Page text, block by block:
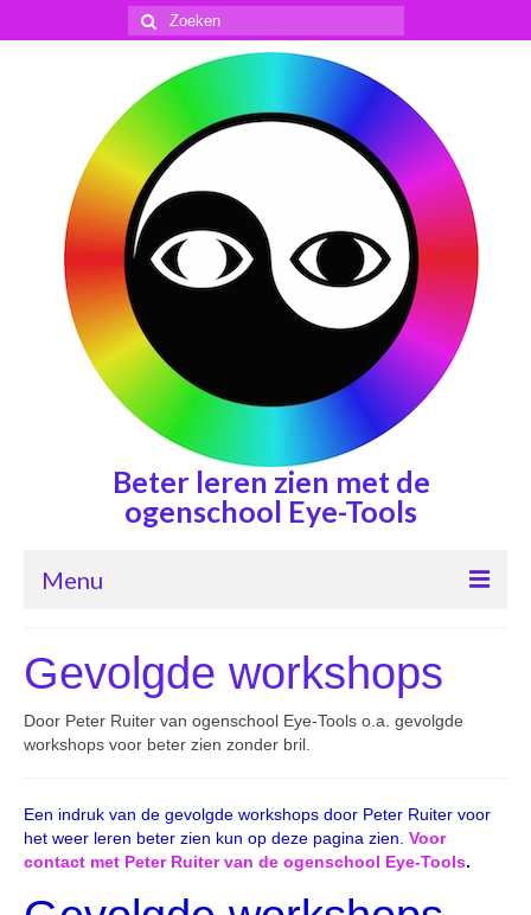
Zoeken
naar:
Beter leren zien met de
ogenschool Eye-Tools
Menu
Contact met ogenschool Eye-Tools
Cursus “Beter leren zien”
Bates methode van Dr. Bates
Gevolgde workshops
Door Peter Ruiter van ogenschool Eye-Tools o.a. gevolgde
workshops voor beter zien zonder bril.
Een indruk van de gevolgde workshops door Peter Ruiter voor
het weer leren beter zien kun op deze pagina zien. Voor
contact met Peter Ruiter van de ogenschool Eye-Tools.